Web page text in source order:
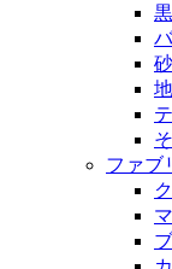
ファブ